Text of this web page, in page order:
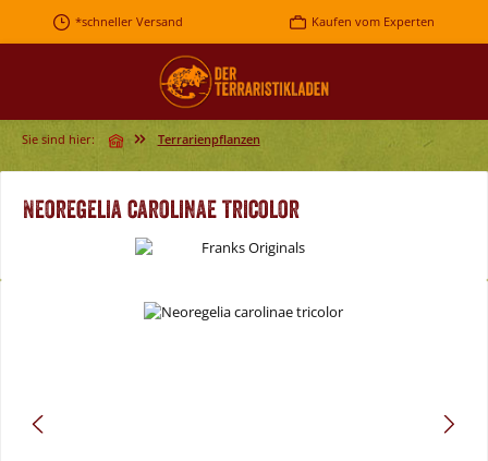
Zum Hauptinhalt springen
*schneller Versand Kaufen vom Experten
Sie sind hier: Terrarienpflanzen
Neoregelia carolinae tricolor
Bildergalerie überspringen